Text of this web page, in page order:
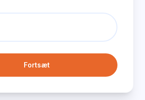
Fortsæt